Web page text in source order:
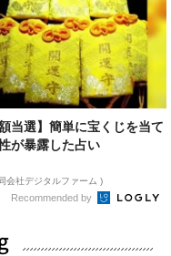
額当選】簡単に宝くじを当て
が暴露した占い
会社デジタルファーム )
Recommended by